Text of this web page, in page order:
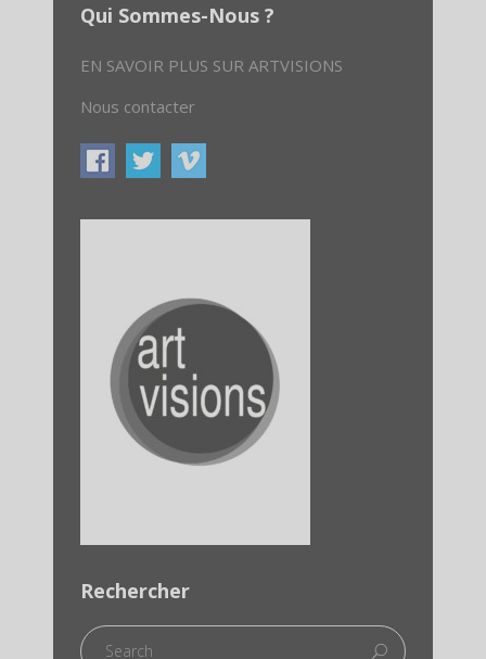
Qui Sommes-Nous ?
EN SAVOIR PLUS SUR ARTVISIONS
Nous contacter
Rechercher